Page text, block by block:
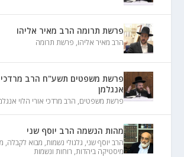
פרשת תרומה הרב מאיר אליהו
הרב מאיר אליהו, פרשת תרומה
פרשת משפטים תשע"ח הרב מרדכי
אנגלמן
פרשת משפטים, הרב מרדכי אורי הלוי
מהות הנשמה הרב יוסף שני
הרב יוסף שני, גלגולי נשמות, מבוא לקבלה,
מיסטיקה ביהדות, רוחות ונשמות